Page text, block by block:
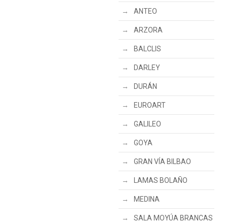
ANTEO
ARZORA
BALCLIS
DARLEY
DURÁN
EUROART
GALILEO
GOYA
GRAN VÍA BILBAO
LAMAS BOLAÑO
MEDINA
SALA MOYÚA BRANCAS